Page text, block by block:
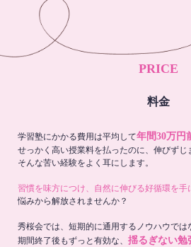
PRICE
料金
学習塾にかかる費用は平均して年間30万円
せっかく高い授業料を払ったのに、伸びずじ
そんな苦い経験をよく耳にします。
習慣を味方につけ、自然に伸びる好循環を手
悩みから解放されませんか？
秀桜会では、短期的に通用するノウハウでは
期間終了後もずっと有効な、 揺るぎない勉